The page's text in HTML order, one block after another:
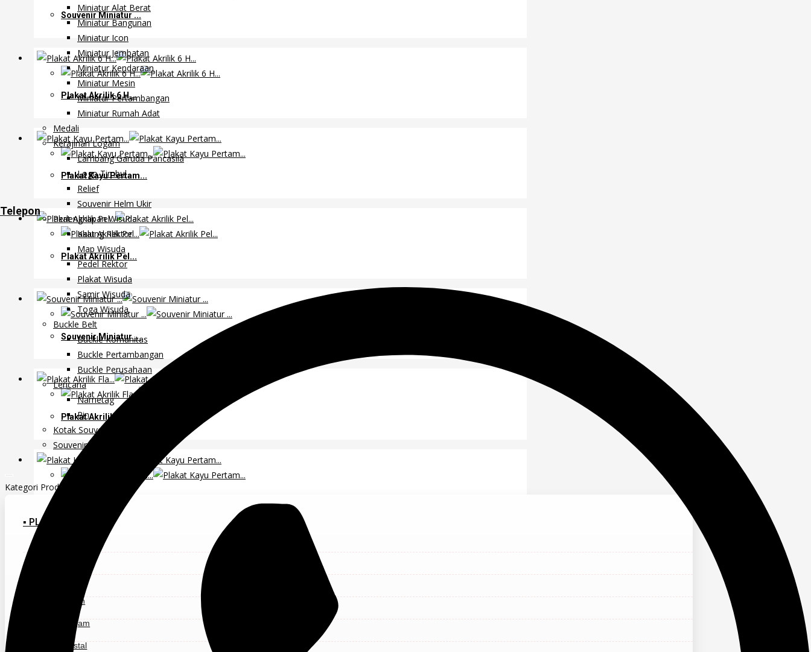
Miniatur Alat Berat
Miniatur Bangunan
Miniatur Icon
Miniatur Jembatan
Miniatur Kendaraan
Miniatur Mesin
Miniatur Pertambangan
Miniatur Rumah Adat
Medali
Kerajinan Logam
Lambang Garuda Pancasila
Logo Timbul
Relief
Souvenir Helm Ukir
Perlengkapan Wisuda
Kalung Rektor
Map Wisuda
Pedel Rektor
Plakat Wisuda
Samir Wisuda
Toga Wisuda
Buckle Belt
Buckle Komunitas
Buckle Pertambangan
Buckle Perusahaan
Lencana
Nametag
Pin
Kotak Souvenir
Souvenir Perusahaan
Kategori Produk
▪ PLAKAT
Plakat Resin
Plakat Logam
Plakat Kristal
Souvenir Miniatur ...
Plakat Akrilik 6 H...
Plakat Kayu Pertam...
Plakat Akrilik Pel...
Souvenir Miniatur ...
Plakat Akrilik Fla...
Plakat Kayu Pertam...
Plakat Kayu Akrili...
Telepon